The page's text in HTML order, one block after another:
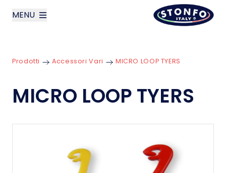
MENU
Prodotti
Prodotti Accessori Vari MICRO LOOP TYERS
MICRO LOOP TYERS